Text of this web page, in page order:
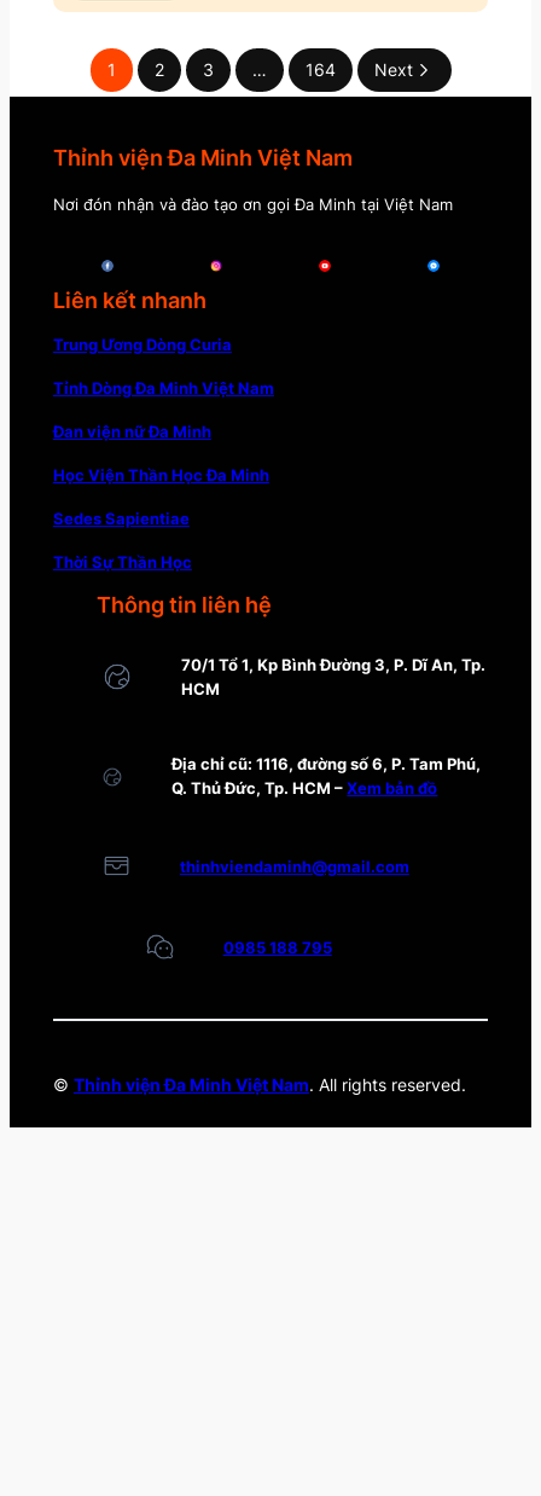
1 2 3 … 164 Next
Thỉnh viện Đa Minh Việt Nam
Nơi đón nhận và đào tạo ơn gọi Đa Minh tại Việt Nam
Liên kết nhanh
Trung Ương Dòng Curia
Tỉnh Dòng Đa Minh Việt Nam
Đan viện nữ Đa Minh
Học Viện Thần Học Đa Minh
Sedes Sapientiae
Thời Sự Thần Học
Thông tin liên hệ
70/1 Tổ 1, Kp Bình Đường 3, P. Dĩ An, Tp.
HCM
Địa chỉ cũ: 1116, đường số 6, P. Tam Phú,
Q. Thủ Đức, Tp. HCM –Xem bản đồ
thinhviendaminh@gmail.com
0985 188 795
© Thỉnh viện Đa Minh Việt Nam. All rights reserved.